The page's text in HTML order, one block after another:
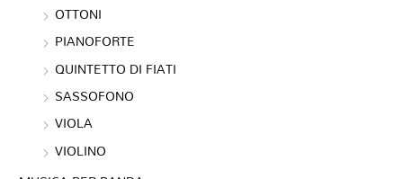
OTTONI
PIANOFORTE
QUINTETTO DI FIATI
SASSOFONO
VIOLA
VIOLINO